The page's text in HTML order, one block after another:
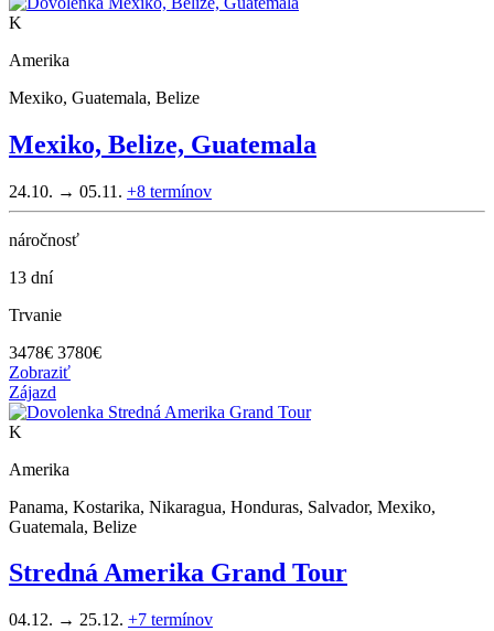
K
Amerika
Mexiko, Guatemala, Belize
Mexiko, Belize, Guatemala
24.10. → 05.11. +8 termínov
náročnosť
13 dní
Trvanie
3478€ 3780€
Zobraziť
Zájazd
K
Amerika
Panama, Kostarika, Nikaragua, Honduras, Salvador, Mexiko,
Guatemala, Belize
Stredná Amerika Grand Tour
04.12. → 25.12. +7 termínov